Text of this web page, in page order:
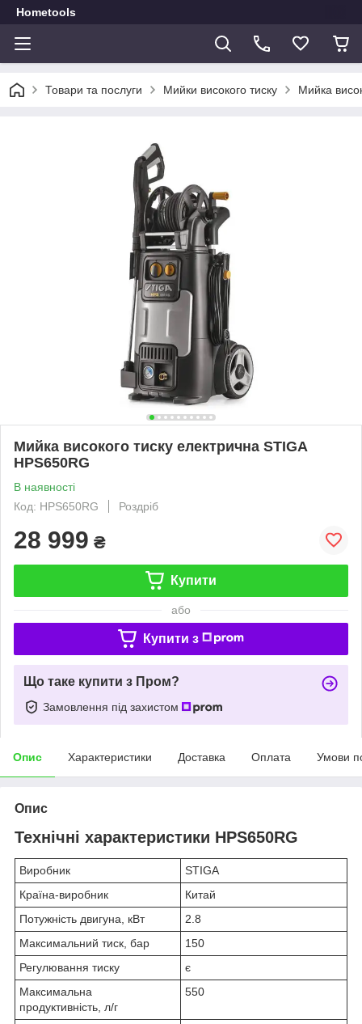
Hometools
Товари та послуги Мийки високого тиску Мийка
Мийка високого тиску електрична STIGA
HPS650RG
В наявності
Код: HPS650RG
Роздріб
28 999 ₴
Купити
або
Купити з
Що таке купити з Пром?
Замовлення під захистом
Опис Характеристики Доставка Оплата Умови
Опис
Технічні характеристики HPS650RG
Виробник
STIGA
Країна-виробник
Китай
Потужність двигуна, кВт
2.8
Максимальний тиск, бар
150
Регулювання тиску
є
Максимальна
продуктивність, л/г
550